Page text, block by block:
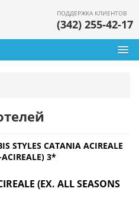
ПОДДЕРЖКА КЛИЕНТОВ
(342) 255-42-17
STYLES CATANIA ACIREALE
3*
(EX. ALL SEASONS